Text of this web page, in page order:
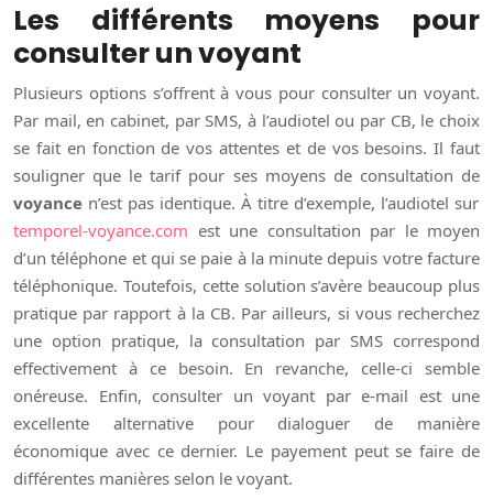
Les différents moyens pour
consulter un voyant
Plusieurs options s’offrent à vous pour consulter un voyant.
Par mail, en cabinet, par SMS, à l’audiotel ou par CB, le choix
se fait en fonction de vos attentes et de vos besoins. Il faut
souligner que le tarif pour ses moyens de consultation de
voyance n’est pas identique. À titre d’exemple, l’audiotel sur
temporel-voyance.com est une consultation par le moyen
d’un téléphone et qui se paie à la minute depuis votre facture
téléphonique. Toutefois, cette solution s’avère beaucoup plus
pratique par rapport à la CB. Par ailleurs, si vous recherchez
une option pratique, la consultation par SMS correspond
effectivement à ce besoin. En revanche, celle-ci semble
onéreuse. Enfin, consulter un voyant par e-mail est une
excellente alternative pour dialoguer de manière
économique avec ce dernier. Le payement peut se faire de
différentes manières selon le voyant.